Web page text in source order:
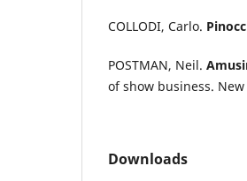
COLLODI, Carlo.
POSTMAN, Neil.
of show business.
Downloads